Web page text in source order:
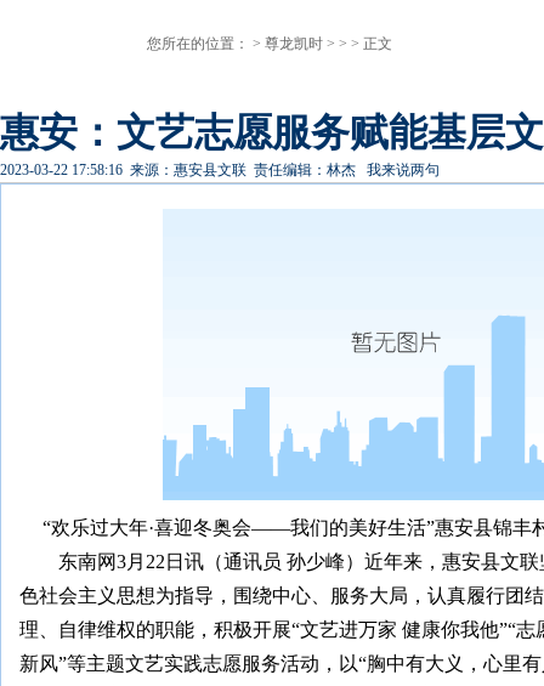
您所在的位置： > 尊龙凯时 > > > 正文
惠安：文艺志愿服务赋能基层
2023-03-22 17:58:16 来源：惠安县文联 责任编辑：林杰 我来说两句
“欢乐过大年·喜迎冬奥会——我们的美好生活”惠安县锦丰
东南网3月22日讯（通讯员 孙少峰）近年来，惠安县文
色社会主义思想为指导，围绕中心、服务大局，认真履行团
理、自律维权的职能，积极开展“文艺进万家 健康你我他”“
新风”等主题文艺实践志愿服务活动，以“胸中有大义，心里